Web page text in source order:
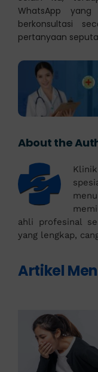
WhatsApp
berkonsultasi
pertanyaan
About the
ahli profesinal
yang lengkap,
Artikel